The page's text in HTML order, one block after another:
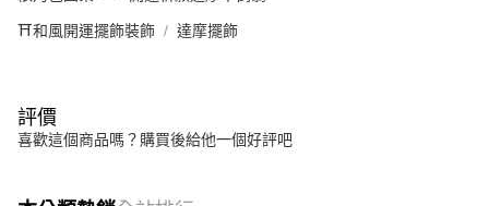
⛩️和風開運擺飾裝飾 達摩擺飾
評價
喜歡這個商品嗎？購買後給他一個好評吧